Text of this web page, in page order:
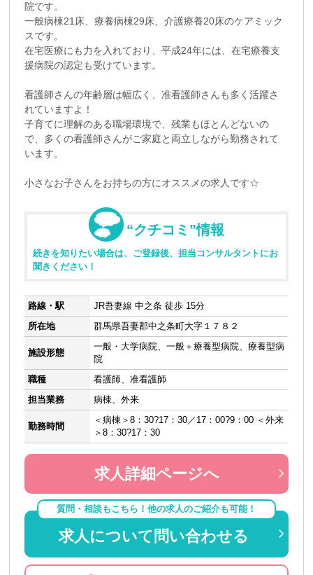
院です。
一般病棟21床、療養病棟29床、介護療養20床のケアミック
スです。
在宅医療にも力を入れており、平成24年には、在宅療養支
援病院の認定も受けています。
看護師さんの年齢層は幅広く、准看護師さんも多く活躍さ
れていますよ！
子育てに理解のある職場環境で、残業もほとんどないの
で、多くの看護師さんがご家庭と両立しながら勤務されて
います。
小さなお子さんをお持ちの方にオススメの求人です☆
“クチコミ”情報
続きを知りたい場合は、ご登録後、担当コンサルタントにお
聞きください！
路線・駅
JR吾妻線 中之条 徒歩 15分
所在地
群馬県吾妻郡中之条町大字１７８２
施設形態
一般・大学病院、一般＋療養型病院、療養型病
院
職種
看護師、准看護師
担当業務
病棟、外来
勤務時間
＜病棟＞8：30?17：30／17：00?9：00 ＜外来
＞8：30?17：30
求人詳細ページへ
質問・相談もこちら！他の求人のご紹介も可能！
求人について問い合わせる